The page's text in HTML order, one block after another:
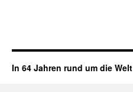
In 64 Jahren rund um die Welt